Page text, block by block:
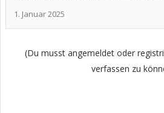
1. Januar 2025
(Du musst angemeldet oder
verfassen zu